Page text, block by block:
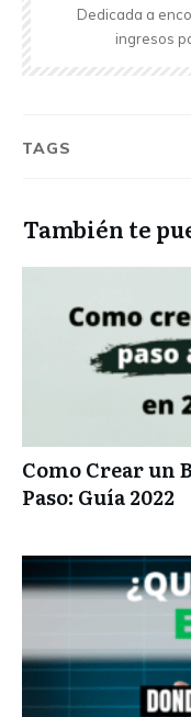
Dedicada a
ingresos
TAGS
También te
Como Crear un
Paso: Guía 2022